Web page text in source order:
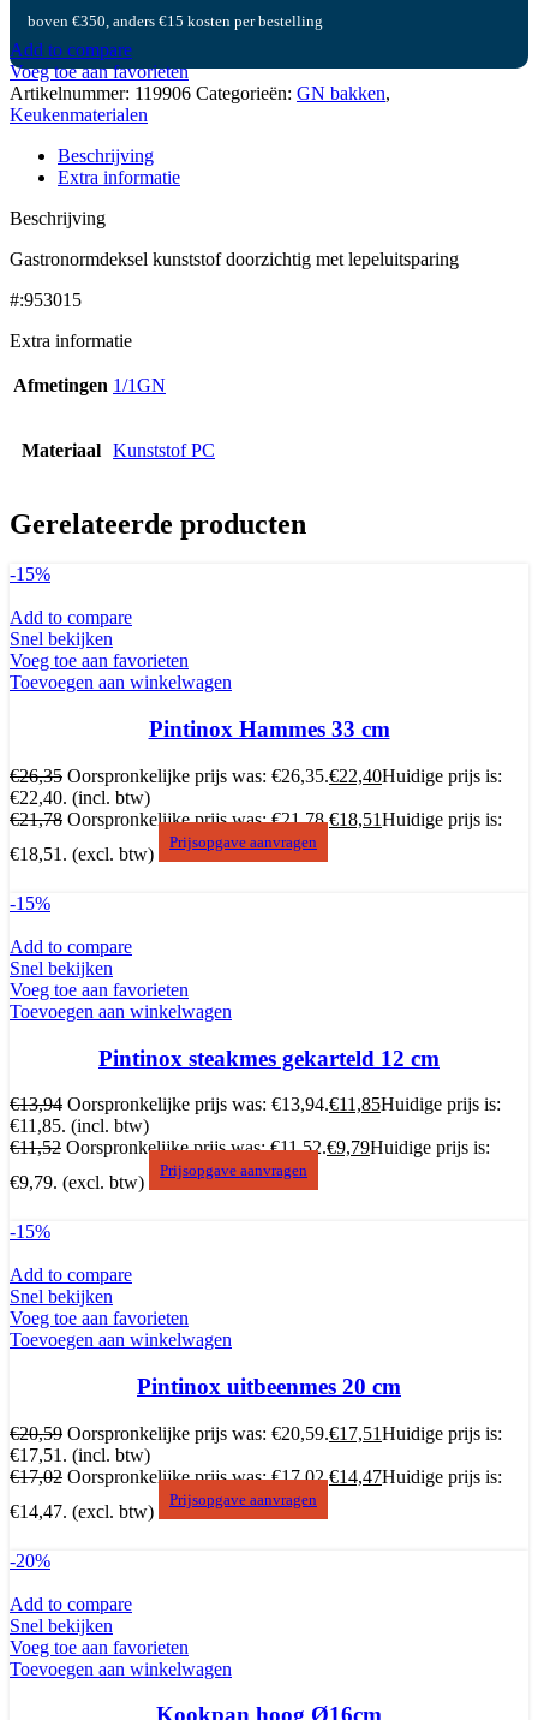
boven €350, anders €15 kosten per bestelling
Add to compare
Voeg toe aan favorieten
Artikelnummer: 119906 Categorieën: GN bakken,
Keukenmaterialen
Beschrijving
Extra informatie
Beschrijving
Gastronormdeksel kunststof doorzichtig met lepeluitsparing
#:953015
Extra informatie
Afmetingen 1/1GN
Materiaal Kunststof PC
Gerelateerde producten
-15%
Add to compare
Snel bekijken
Voeg toe aan favorieten
Toevoegen aan winkelwagen
Pintinox Hammes 33 cm
€26,35 Oorspronkelijke prijs was: €26,35.€22,40Huidige prijs is:
€22,40. (incl. btw)
€21,78 Oorspronkelijke prijs was: €21,78.€18,51Huidige prijs is:
€18,51. (excl. btw)
Prijsopgave aanvragen
-15%
Add to compare
Snel bekijken
Voeg toe aan favorieten
Toevoegen aan winkelwagen
Pintinox steakmes gekarteld 12 cm
€13,94 Oorspronkelijke prijs was: €13,94.€11,85Huidige prijs is:
€11,85. (incl. btw)
€11,52 Oorspronkelijke prijs was: €11,52.€9,79Huidige prijs is:
€9,79. (excl. btw)
Prijsopgave aanvragen
-15%
Add to compare
Snel bekijken
Voeg toe aan favorieten
Toevoegen aan winkelwagen
Pintinox uitbeenmes 20 cm
€20,59 Oorspronkelijke prijs was: €20,59.€17,51Huidige prijs is:
€17,51. (incl. btw)
€17,02 Oorspronkelijke prijs was: €17,02.€14,47Huidige prijs is:
€14,47. (excl. btw)
Prijsopgave aanvragen
-20%
Add to compare
Snel bekijken
Voeg toe aan favorieten
Toevoegen aan winkelwagen